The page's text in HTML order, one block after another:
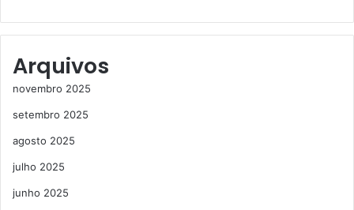
Arquivos
novembro 2025
setembro 2025
agosto 2025
julho 2025
junho 2025